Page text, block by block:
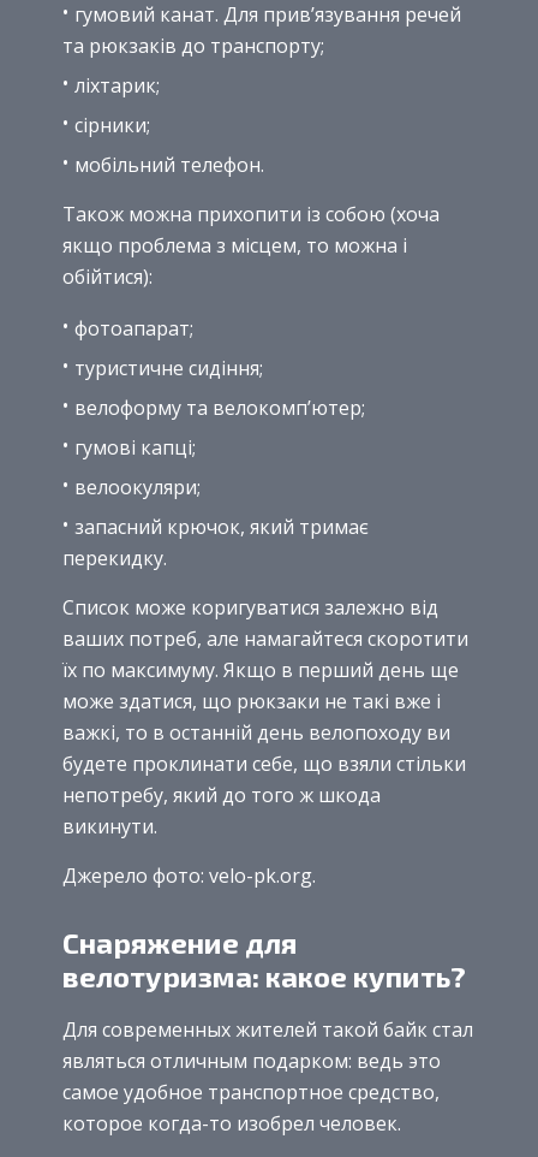
гумовий канат. Для прив’язування речей
та рюкзаків до транспорту;
ліхтарик;
сірники;
мобільний телефон.
Також можна прихопити із собою (хоча
якщо проблема з місцем, то можна і
обійтися):
фотоапарат;
туристичне сидіння;
велоформу та велокомп’ютер;
гумові капці;
велоокуляри;
запасний крючок, який тримає
перекидку.
Список може коригуватися залежно від
ваших потреб, але намагайтеся скоротити
їх по максимуму. Якщо в перший день ще
може здатися, що рюкзаки не такі вже і
важкі, то в останній день велопоходу ви
будете проклинати себе, що взяли стільки
непотребу, який до того ж шкода
викинути.
Джерело фото: velo-pk.org.
Снаряжение для
велотуризма: какое купить?
Для современных жителей такой байк стал
являться отличным подарком: ведь это
самое удобное транспортное средство,
которое когда-то изобрел человек.